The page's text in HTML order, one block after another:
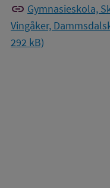
link Gymnasieskola,
Vingåker,
292 kB)